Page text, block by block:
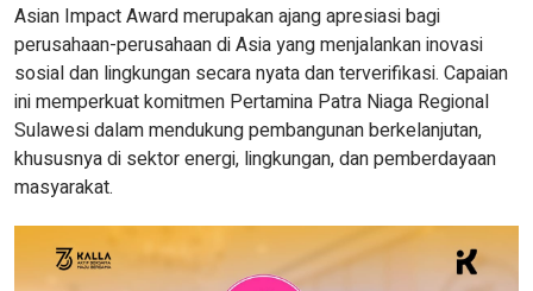
Asian Impact Award merupakan ajang apresiasi bagi
perusahaan-perusahaan di Asia yang menjalankan inovasi
sosial dan lingkungan secara nyata dan terverifikasi. Capaian
ini memperkuat komitmen Pertamina Patra Niaga Regional
Sulawesi dalam mendukung pembangunan berkelanjutan,
khususnya di sektor energi, lingkungan, dan pemberdayaan
masyarakat.